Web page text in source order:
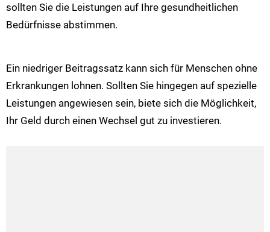
sollten Sie die Leistungen auf Ihre gesundheitlichen
Bedürfnisse abstimmen.
Ein niedriger Beitragssatz kann sich für Menschen ohne
Erkrankungen lohnen. Sollten Sie hingegen auf spezielle
Leistungen angewiesen sein, biete sich die Möglichkeit,
Ihr Geld durch einen Wechsel gut zu investieren.